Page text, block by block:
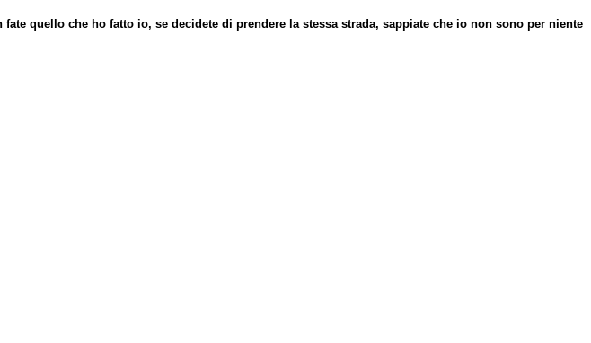
quello che ho fatto io, se decidete di prendere la stessa strada, sappiate che io non sono per niente